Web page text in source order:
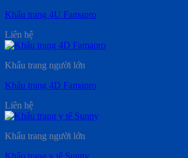
Khẩu trang 4U Famapro
Liên hệ
Khẩu trang người lớn
Khẩu trang 4D Famapro
Liên hệ
Khẩu trang người lớn
Khẩu trang y tế Sunny